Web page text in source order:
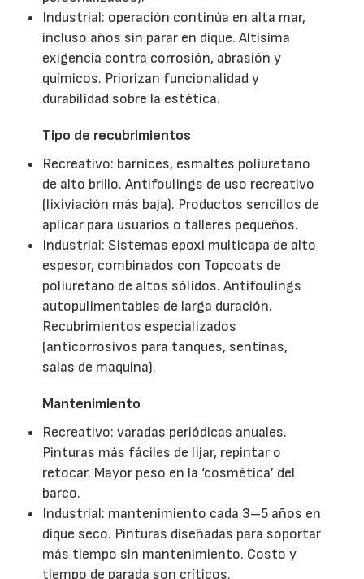
Industrial: operación continúa en alta mar,
incluso años sin parar en dique. Altísima
exigencia contra corrosión, abrasión y
químicos. Priorizan funcionalidad y
durabilidad sobre la estética.
Tipo de recubrimientos
Recreativo: barnices, esmaltes poliuretano
de alto brillo. Antifoulings de uso recreativo
(lixiviación más baja). Productos sencillos de
aplicar para usuarios o talleres pequeños.
Industrial: Sistemas epoxi multicapa de alto
espesor, combinados con Topcoats de
poliuretano de altos sólidos. Antifoulings
autopulimentables de larga duración.
Recubrimientos especializados
(anticorrosivos para tanques, sentinas,
salas de maquina).
Mantenimiento
Recreativo: varadas periódicas anuales.
Pinturas más fáciles de lijar, repintar o
retocar. Mayor peso en la ‘cosmética’ del
barco.
Industrial: mantenimiento cada 3–5 años en
dique seco. Pinturas diseñadas para soportar
más tiempo sin mantenimiento. Costo y
tiempo de parada son críticos.